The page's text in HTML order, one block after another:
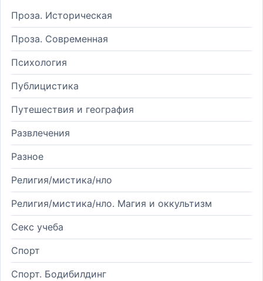
Проза. Историческая
Проза. Современная
Психология
Публицистика
Путешествия и география
Развлечения
Разное
Религия/мистика/нло
Религия/мистика/нло. Магия и оккультизм
Секс учеба
Спорт
Спорт. Бодибилдинг